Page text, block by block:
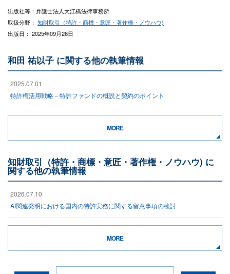
出版社等：弁護士法人大江橋法律事務所
取扱分野： 知財取引（特許・商標・意匠・著作権・ノウハウ)
出版日： 2025年09月26日
和田 祐以子 に関する他の執筆情報
2025.07.01
特許権活用戦略－特許ファンドの概説と契約のポイント
MORE
知財取引（特許・商標・意匠・著作権・ノウハウ) に
関する他の執筆情報
2026.07.10
AI関連発明における国内の特許実務に関する留意事項の検討
MORE